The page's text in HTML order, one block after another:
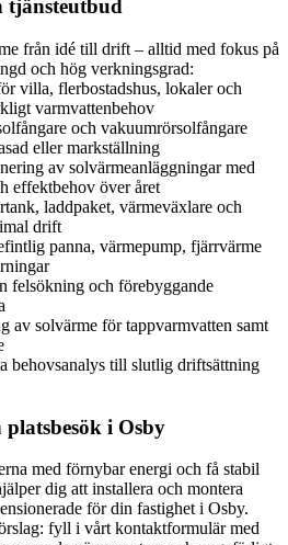
tjänsteutbud
från idé till drift – alltid med fokus på
och hög verkningsgrad:
villa, flerbostadshus, lokaler och
varmvattenbehov
och vakuumrörsolfångare
eller markställning
av solvärmeanläggningar med
effektbehov över året
laddpaket, värmeväxlare och
drift
panna, värmepump, fjärrvärme
felsökning och förebyggande
av solvärme för tappvarmvatten samt
behovsanalys till slutlig driftsättning
i Osby
med förnybar energi och få stabil
dig att installera och montera
för din fastighet i Osby.
fyll i vårt kontaktformulär med